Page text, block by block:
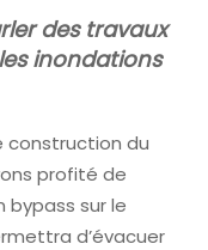
des travaux
inondations
construction du
profité de
bypass sur le
d’évacuer